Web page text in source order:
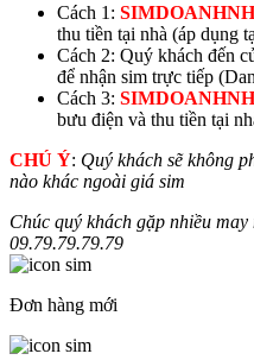
Cách 1:
thu tiền tại nhà (áp dụng
Cách 2: Quý khách đến
để nhận sim trực tiếp
Cách 3:
bưu điện và thu tiền tại
CHÚ Ý: Quý khách sẽ không
nào khác ngoài giá sim
Chúc quý khách gặp nhiều
09.79.79.79.79
Đơn hàng mới